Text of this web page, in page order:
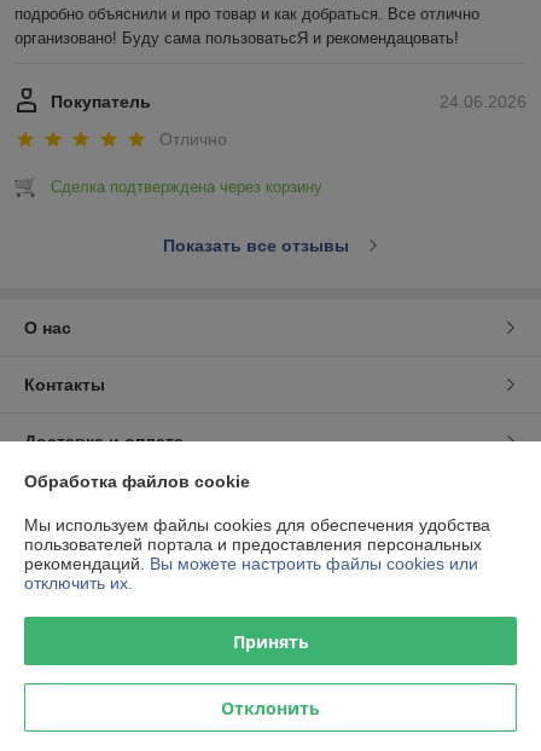
подробно объяснили и про товар и как добраться. Все отлично
организовано! Буду сама пользоватьсЯ и рекомендацовать!
24.06.2026
Покупатель
Отлично
Сделка подтверждена через корзину
Показать все отзывы
О нас
Контакты
Доставка и оплата
Полная версия сайта
Сайт создан на платформе Deal.by
Обработка файлов cookie
Мы используем файлы cookies для обеспечения удобства
пользователей портала и предоставления персональных
рекомендаций. Вы можете настроить файлы cookies или
отключить их.
Принять
Отклонить